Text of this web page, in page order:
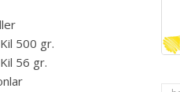
500 gr.
56 gr.